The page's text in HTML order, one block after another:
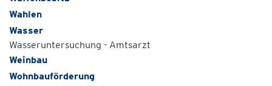
Wahlen
Wasser
Wasseruntersuchung - Amtsarzt
Weinbau
Wohnbauförderung